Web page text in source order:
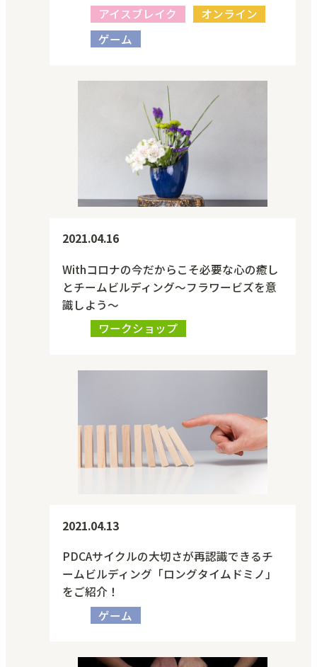
アイスブレイク
オンライン
ゲーム
2021.04.16
Withコロナの今だからこそ必要な心の癒し
とチームビルディング～フラワービズを意
識しよう～
ワークショップ
2021.04.13
PDCAサイクルの大切さが再認識できるチ
ームビルディング「ロングタイムドミノ」
をご紹介！
ゲーム